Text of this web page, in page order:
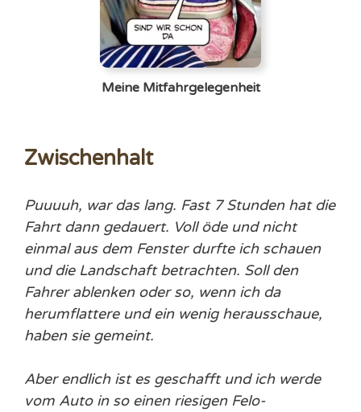
Meine Mitfahrgelegenheit
Zwischenhalt
Puuuuh, war das lang. Fast 7 Stunden hat die
Fahrt dann gedauert. Voll öde und nicht
einmal aus dem Fenster durfte ich schauen
und die Landschaft betrachten. Soll den
Fahrer ablenken oder so, wenn ich da
herumflattere und ein wenig herausschaue,
haben sie gemeint.
Aber endlich ist es geschafft und ich werde
vom Auto in so einen riesigen Felo-